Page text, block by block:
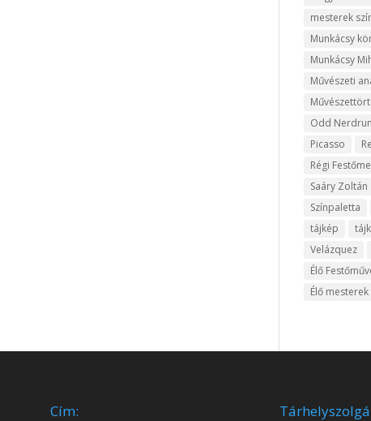
mesterek
Munkácsy
Munkácsy
Művészeti
Odd
Picasso
Régi
Saáry Zoltán
Színpaletta
tájkép
Velázquez
Élő
Élő mesterek
Cím: